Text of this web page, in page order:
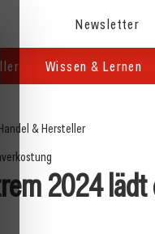
Newsletter
Wissen & Lernen
Handel & Hersteller
2024 lädt